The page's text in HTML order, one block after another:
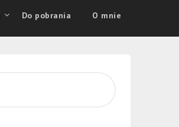
Do pobrania O mnie